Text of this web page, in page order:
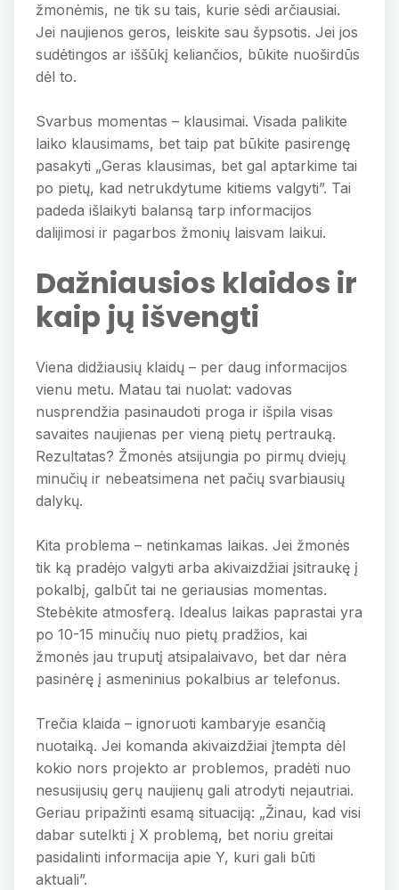
žmonėmis, ne tik su tais, kurie sėdi arčiausiai.
Jei naujienos geros, leiskite sau šypsotis. Jei jos
sudėtingos ar iššūkį keliančios, būkite nuoširdūs
dėl to.
Svarbus momentas – klausimai. Visada palikite
laiko klausimams, bet taip pat būkite pasirengę
pasakyti „Geras klausimas, bet gal aptarkime tai
po pietų, kad netrukdytume kitiems valgyti”. Tai
padeda išlaikyti balansą tarp informacijos
dalijimosi ir pagarbos žmonių laisvam laikui.
Dažniausios klaidos ir
kaip jų išvengti
Viena didžiausių klaidų – per daug informacijos
vienu metu. Matau tai nuolat: vadovas
nusprendžia pasinaudoti proga ir išpila visas
savaites naujienas per vieną pietų pertrauką.
Rezultatas? Žmonės atsijungia po pirmų dviejų
minučių ir nebeatsimena net pačių svarbiausių
dalykų.
Kita problema – netinkamas laikas. Jei žmonės
tik ką pradėjo valgyti arba akivaizdžiai įsitraukę į
pokalbį, galbūt tai ne geriausias momentas.
Stebėkite atmosferą. Idealus laikas paprastai yra
po 10-15 minučių nuo pietų pradžios, kai
žmonės jau truputį atsipalaivavo, bet dar nėra
pasinėrę į asmeninius pokalbius ar telefonus.
Trečia klaida – ignoruoti kambaryje esančią
nuotaiką. Jei komanda akivaizdžiai įtempta dėl
kokio nors projekto ar problemos, pradėti nuo
nesusijusių gerų naujienų gali atrodyti nejautriai.
Geriau pripažinti esamą situaciją: „Žinau, kad visi
dabar sutelkti į X problemą, bet noriu greitai
pasidalinti informacija apie Y, kuri gali būti
aktuali”.